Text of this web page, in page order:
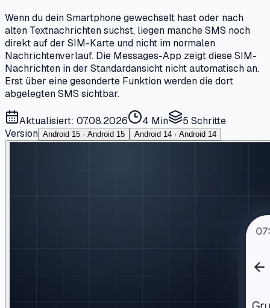
Wenn du dein Smartphone gewechselt hast oder nach
alten Textnachrichten suchst, liegen manche SMS noch
direkt auf der SIM-Karte und nicht im normalen
Nachrichtenverlauf. Die Messages-App zeigt diese SIM-
Nachrichten in der Standardansicht nicht automatisch an.
Erst über eine gesonderte Funktion werden die dort
abgelegten SMS sichtbar.
Aktualisiert: 07.08.2026 4 Min 5 Schritte
Version Android 15 · Android 15 Android 14 · Android 14